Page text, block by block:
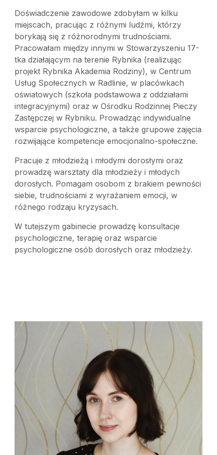
Doświadczenie zawodowe zdobyłam w kilku
miejscach, pracując z różnymi ludźmi, którzy
borykają się z różnorodnymi trudnościami.
Pracowałam między innymi w Stowarzyszeniu 17-
tka działającym na terenie Rybnika (realizując
projekt Rybnika Akademia Rodziny), w Centrum
Usług Społecznych w Radlinie, w placówkach
oświatowych (szkoła podstawowa z oddziałami
integracyjnymi) oraz w Ośrodku Rodzinnej Pieczy
Zastępczej w Rybniku. Prowadząc indywidualne
wsparcie psychologiczne, a także grupowe zajęcia
rozwijające kompetencje emocjonalno-społeczne.
Pracuje z młodzieżą i młodymi dorosłymi oraz
prowadzę warsztaty dla młodzieży i młodych
dorosłych. Pomagam osobom z brakiem pewności
siebie, trudnościami z wyrażaniem emocji, w
różnego rodzaju kryzysach.
W tutejszym gabinecie prowadzę konsultacje
psychologiczne, terapię oraz wsparcie
psychologiczne osób dorosłych oraz młodzieży.